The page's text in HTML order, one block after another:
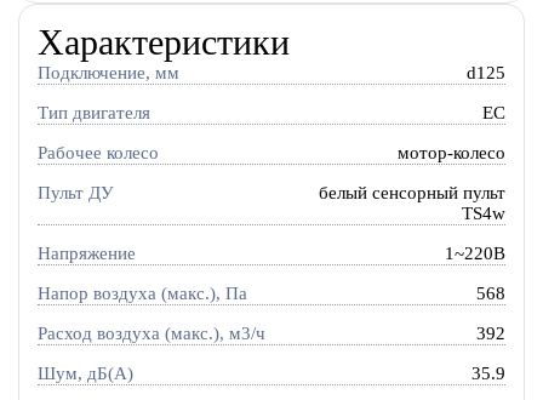
Характеристики
Подключение, мм d125
Тип двигателя EC
Рабочее колесо мотор-колесо
Пульт ДУ
белый сенсорный пульт
TS4w
Напряжение 1~220В
Напор воздуха (макс.), Па 568
Расход воздуха (макс.), м3/ч 392
Шум, дБ(А) 35.9